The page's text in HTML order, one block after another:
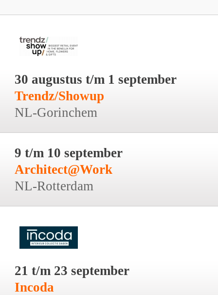
30 augustus t/m 1 september
Trendz/Showup
NL-Gorinchem
9 t/m 10 september
Architect@Work
NL-Rotterdam
21 t/m 23 september
Incoda